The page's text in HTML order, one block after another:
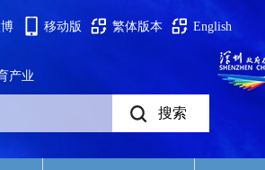
移动版 繁体版本 English
产业